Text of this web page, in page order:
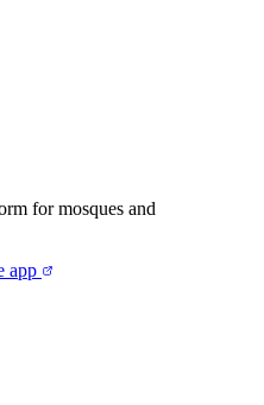
for mosques and
app